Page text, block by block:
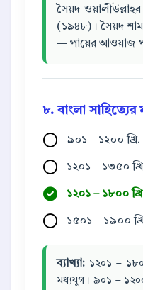
সৈয়দ
(১৯৪৮)। সৈয়দ
— পায়ের আওয়াজ
৮. বাংলা
৯০১ – ১২০০ খ্রি.
১২০১ – ১৩৫০
১২০১ – ১৮০০
১৫০১ – ১৯০০
ব্যাখ্যা: ১২০১ –
মধ্যযুগ। ৯০১ –